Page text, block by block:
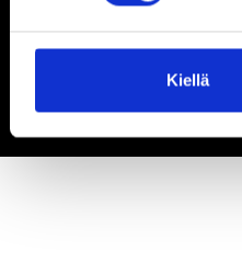
Kiellä